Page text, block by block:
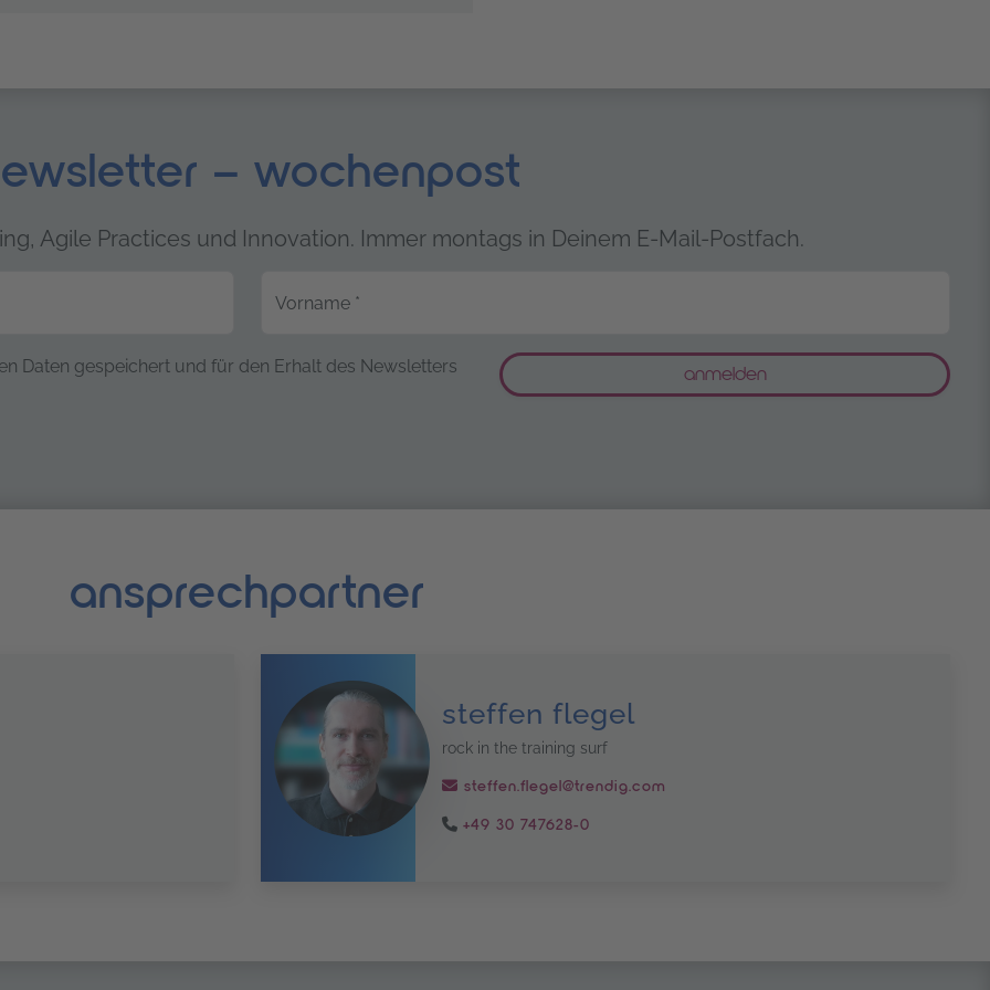
– wochenpost
Agile Practices und Innovation. Immer montags in Deinem E-Mail-Postfach.
Vorname *
Daten gespeichert und für den Erhalt des Newsletters
ansprechpartner
steffen flegel
rock in the training surf
steffen.flegel@trendig.com
+49 30 747628-0